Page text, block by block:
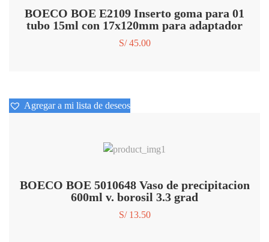
BOECO BOE E2109 Inserto goma para 01
tubo 15ml con 17x120mm para adaptador
S/45.00
Agregar a mi lista de deseos
BOECO BOE 5010648 Vaso de precipitacion
600ml v. borosil 3.3 grad
S/13.50